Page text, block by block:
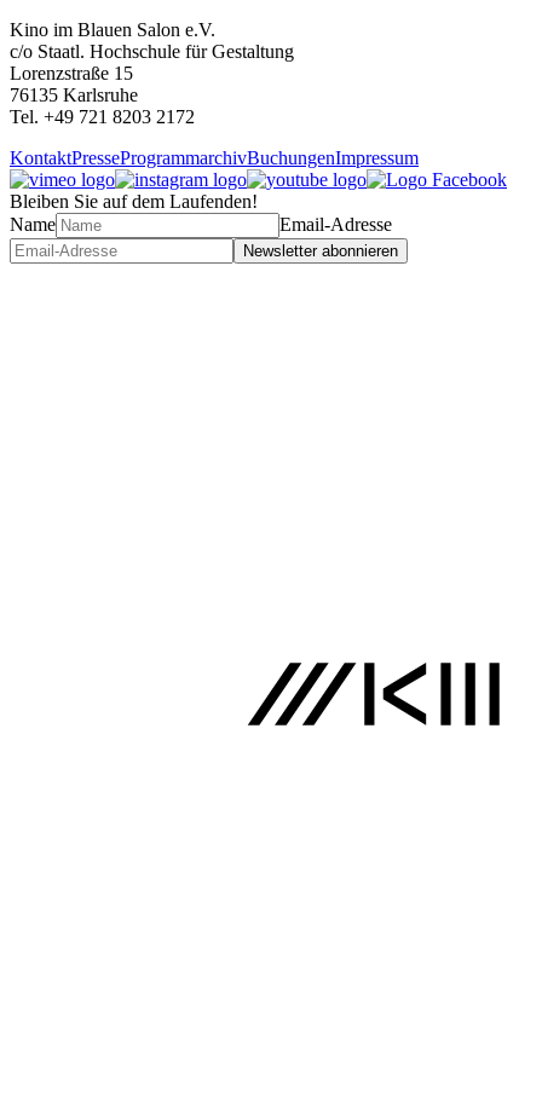
Kino im Blauen Salon e.V.
c/o Staatl. Hochschule für Gestaltung
Lorenzstraße 15
76135 Karlsruhe
Tel. +49 721 8203 2172
KontaktPresseProgrammarchivBuchungenImpressum
Bleiben Sie auf dem Laufenden!
Name
Email-Adresse
Newsletter abonnieren